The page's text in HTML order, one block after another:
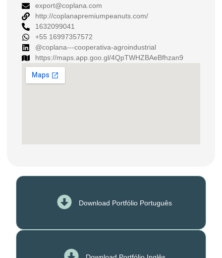
export@coplana.com
http://coplanapremiumpeanuts.com/
1632099041
+55 16997357572
@coplana---cooperativa-agroindustrial
https://maps.app.goo.gl/4QpTWHZBAeBfhzan9
Download Portfólio Português